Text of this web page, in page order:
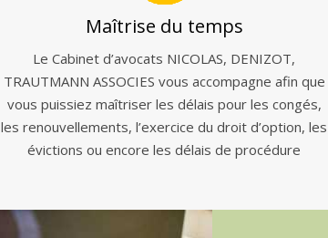
Maîtrise du temps
Le Cabinet d’avocats NICOLAS, DENIZOT,
TRAUTMANN ASSOCIES vous accompagne afin que
vous puissiez maîtriser les délais pour les congés,
les renouvellements, l’exercice du droit d’option, les
évictions ou encore les délais de procédure